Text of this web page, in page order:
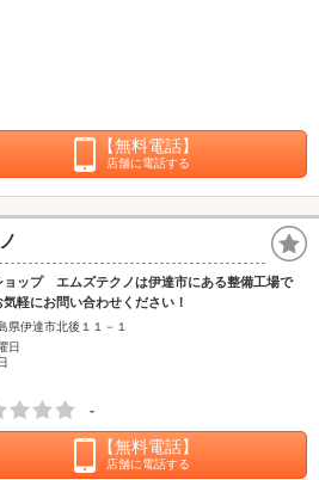
【無料電話】
店舗に電話する
ョップ エムズテクノは伊達市にある整備工場で
気軽にお問い合わせください！
県伊達市北後１１－１
日
-
【無料電話】
店舗に電話する